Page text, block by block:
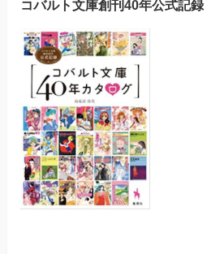
コバルト文庫創刊40年公式記録